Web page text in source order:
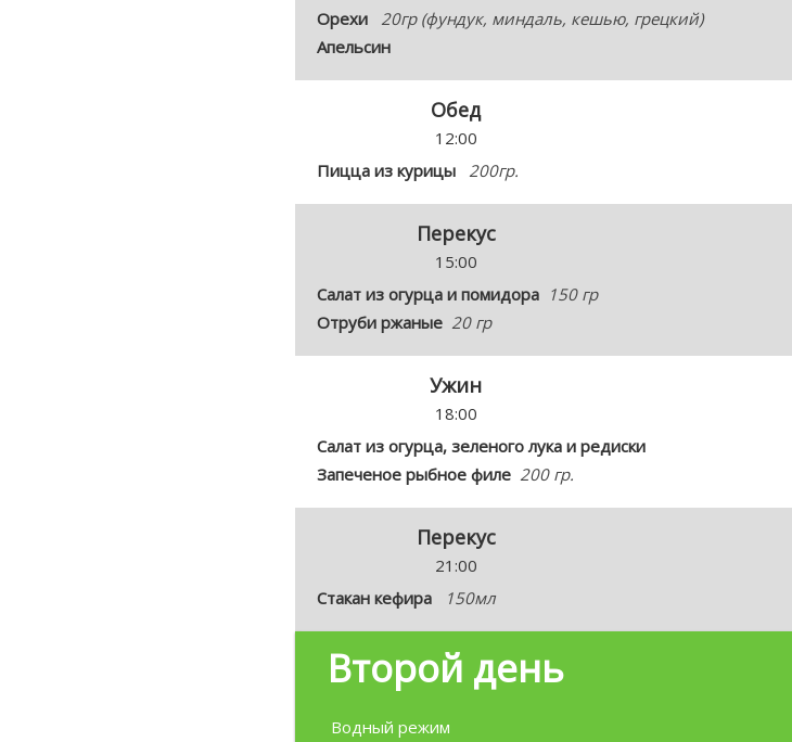
Орехи
20гр (фундук, миндаль, кешью, грецкий)
Апельсин
Обед
12:00
Пицца из курицы 200гр.
Перекус
15:00
Салат из огурца и помидора 150 гр
Отруби ржаные 20 гр
Ужин
18:00
Салат из огурца, зеленого лука и редиски
Запеченое рыбное филе 200 гр.
Перекус
21:00
Стакан кефира
150мл
Второй день
Водный режим